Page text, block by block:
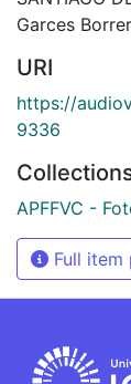
Garces
URI
https://
9336
APFFVC -
Full item